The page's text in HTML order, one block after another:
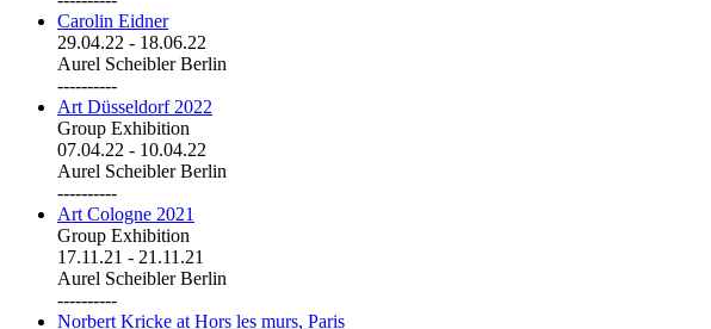
Carolin Eidner
29.04.22 - 18.06.22
Aurel Scheibler Berlin
----------
Art Düsseldorf 2022
Group Exhibition
07.04.22 - 10.04.22
Aurel Scheibler Berlin
----------
Art Cologne 2021
Group Exhibition
17.11.21 - 21.11.21
Aurel Scheibler Berlin
----------
Norbert Kricke at Hors les murs, Paris